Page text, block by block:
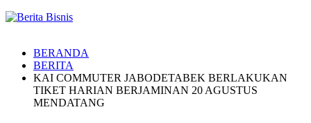
BERANDA
BERITA
KAI COMMUTER JABODETABEK BERLAKUKAN
TIKET HARIAN BERJAMINAN 20 AGUSTUS
MENDATANG